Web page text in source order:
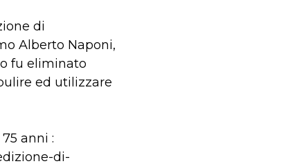
di
Alberto Naponi,
fu eliminato
ed utilizzare
anni :
di-